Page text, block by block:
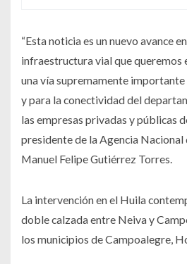
“Esta noticia es un nuevo avance
infraestructura vial que queremos
una vía supremamente
y para la conectividad del
las empresas privadas y públicas
presidente de la Agencia
Manuel Felipe Gutiérrez Torres.
La intervención en el Huila
doble calzada entre Neiva y
los municipios de Campoalegre,